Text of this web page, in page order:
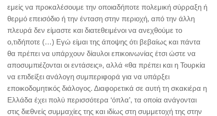
εμείς να προκαλέσουμε την οποιαδήποτε πολεμική σύρραξη ή
θερμό επεισόδιο ή την ένταση στην περιοχή, από την άλλη
πλευρά δεν είμαστε και διατεθειμένοι να ανεχθούμε το
ο,τιδήποτε (…) Εγώ είμαι της άποψης ότι βεβαίως και πάντα
θα πρέπει να υπάρχουν δίαυλοι επικοινωνίας έτσι ώστε να
αποσυμπιέζονται οι εντάσεις», αλλά «θα πρέπει και η Τουρκία
να επιδείξει ανάλογη συμπεριφορά για να υπάρξει
εποικοδομητικός διάλογος. Διαφορετικά σε αυτή τη σκακιέρα η
Ελλάδα έχει πολύ περισσότερα ‘όπλα’, τα οποία ανάγονται
στις διεθνείς συμμαχίες της και ιδίως στη συμμετοχή της στην